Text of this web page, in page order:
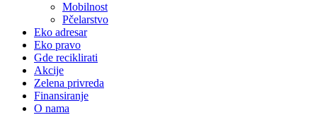
Mobilnost
Pčelarstvo
Eko adresar
Eko pravo
Gde reciklirati
Akcije
Zelena privreda
Finansiranje
O nama